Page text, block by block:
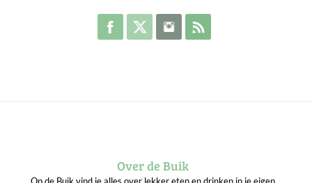
Volg de Buik op Facebook
Volg de Buik op Twitter
Volg de Buik op Instagram
Over de Buik
Op de Buik vind je alles over lekker eten en drinken in je eigen